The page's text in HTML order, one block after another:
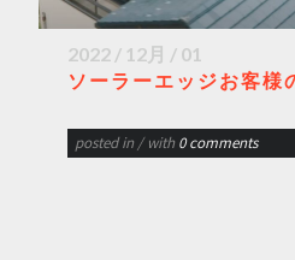
2022 / 12月 / 01
ソーラーエッジお客様
posted in / with 0 comments